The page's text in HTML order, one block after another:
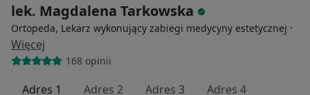
lek. Magdalena Tarkowska
Ortopeda, Lekarz wykonujący zabiegi medycyny estetycznej ·
Więcej
168 opinii
Adres 1 Adres 2 Adres 3 Adres 4